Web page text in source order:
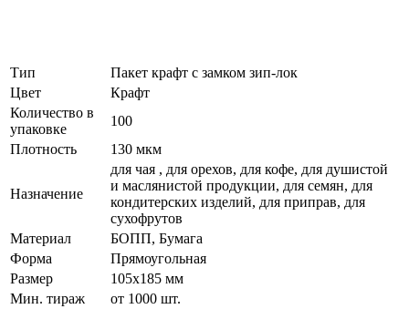
Тип
Пакет крафт с замком зип-лок
Цвет
Крафт
Количество в
упаковке
100
Плотность
130 мкм
Назначение
для чая , для орехов, для кофе, для душистой
и маслянистой продукции, для семян, для
кондитерских изделий, для приправ, для
сухофрутов
Материал
БОПП, Бумага
Форма
Прямоугольная
Размер
105x185 мм
Мин. тираж
от 1000 шт.